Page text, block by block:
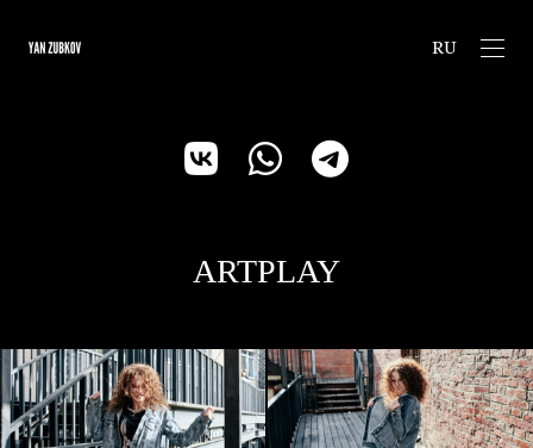
RU
ARTPLAY